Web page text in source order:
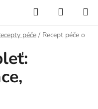
Hledat
KOŠÍK
péče / Recept péče o